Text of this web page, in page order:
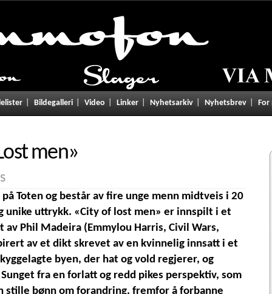
Bildegalleri Video Linker Nyhetsarkiv Nyhetsbrev For
men»
Toten og består av fire unge menn midtveis i 20
unike uttrykk. «City of lost men» er innspilt i et
Phil Madeira (Emmylou Harris, Civil Wars,
av et dikt skrevet av en kvinnelig innsatt i et
byen, der hat og vold regjerer, og
fra en forlatt og redd pikes perspektiv, som
stille bønn om forandring, fremfor å forbanne